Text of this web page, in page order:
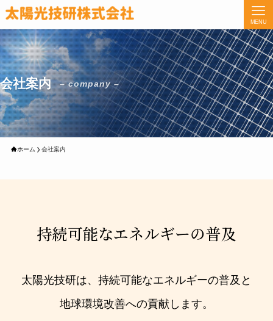
MENU
会社案内 – company –
ホーム 会社案内
持続可能なエネルギーの普及
太陽光技研は、持続可能なエネルギーの普及と
地球環境改善への貢献します。